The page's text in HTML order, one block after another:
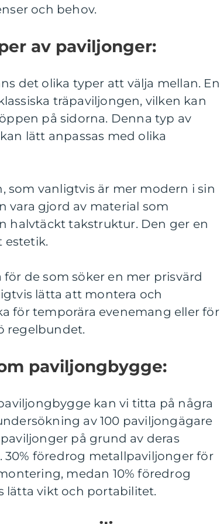
och behov.
av paviljonger:
det olika typer att välja mellan. En
träpaviljongen, vilken kan
på sidorna. Denna typ av
lätt anpassas med olika
som vanligtvis är mer modern i sin
vara gjord av material som
halvtäckt takstruktur. Den ger en
estetik.
de som söker en mer prisvärd
lätta att montera och
för temporära evenemang eller för
regelbundet.
paviljongbygge:
kan vi titta på några
av 100 paviljongägare
på grund av deras
föredrog metallpaviljonger för
medan 10% föredrog
lätta vikt och portabilitet.